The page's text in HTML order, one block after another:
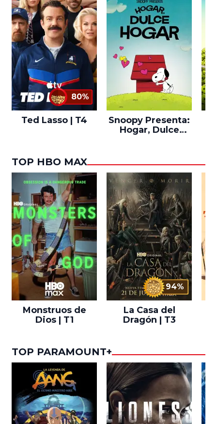
80%
Ted Lasso | T4
Snoopy Presenta:
Hogar, Dulce
TOP HBO MAX
Monstruos de
Dios | T1
94%
La Casa del
Dragón | T3
TOP PARAMOUNT+